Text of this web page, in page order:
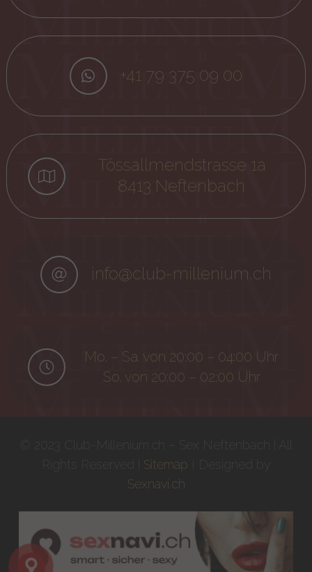
+41 79 375 09 00
Tössallmendstrasse 1a
8413 Neftenbach
info@club-millenium.ch
Mo. – Sa. von 20:00 – 04:00 Uhr
So. von 20:00 – 02:00 Uhr
Sitemap
Sexnavi.ch